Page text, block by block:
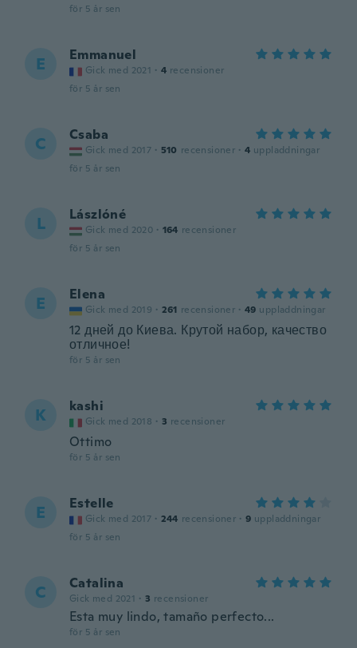
för 5 år sen
E Emmanuel
Gick med 2021 · 4 recensioner
för 5 år sen
C Csaba
Gick med 2017 · 510 recensioner · 4 uppladdningar
för 5 år sen
L Lászlóné
Gick med 2020 · 164 recensioner
för 5 år sen
E Elena
Gick med 2019 · 261 recensioner · 49 uppladdningar
12 дней до Киева. Крутой набор, качество
отличное!
för 5 år sen
K kashi
Gick med 2018 · 3 recensioner
Ottimo
för 5 år sen
E Estelle
Gick med 2017 · 244 recensioner · 9 uppladdningar
för 5 år sen
C Catalina
Gick med 2021 · 3 recensioner
Esta muy lindo, tamaño perfecto...
för 5 år sen